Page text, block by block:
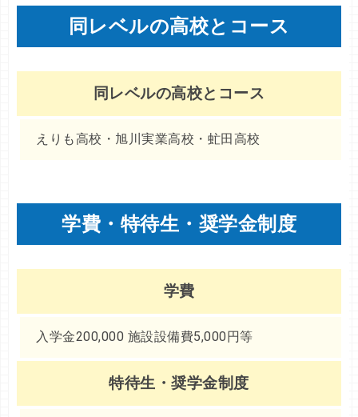
同レベルの高校とコース
同レベルの高校とコース
えりも高校・旭川実業高校・虻田高校
学費・特待生・奨学金制度
学費
入学金200,000 施設設備費5,000円等
特待生・奨学金制度